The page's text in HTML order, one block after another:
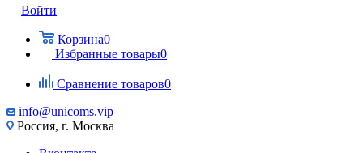
Войти
Корзина0
Избранные товары0
Сравнение товаров0
info@unicoms.vip
Россия, г. Москва